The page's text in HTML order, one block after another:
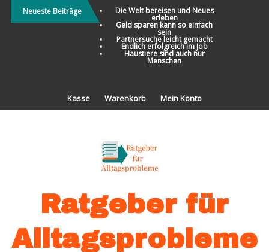
Direkt
zum
Neueste Beiträge Die Welt bereisen und Neues
erleben
Geld sparen kann so einfach
sein
Partnersuche leicht gemacht
Endlich erfolgreich im Job
Haustiere sind auch nur
Menschen
Kasse Warenkorb Mein Konto
Ratgeber für
Alltagsprobleme